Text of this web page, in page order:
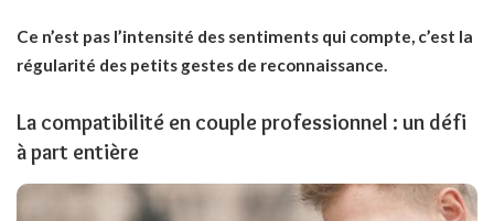
Ce n’est pas l’intensité des sentiments qui compte, c’est la
régularité des petits gestes de reconnaissance.
La compatibilité en couple professionnel : un défi
à part entière